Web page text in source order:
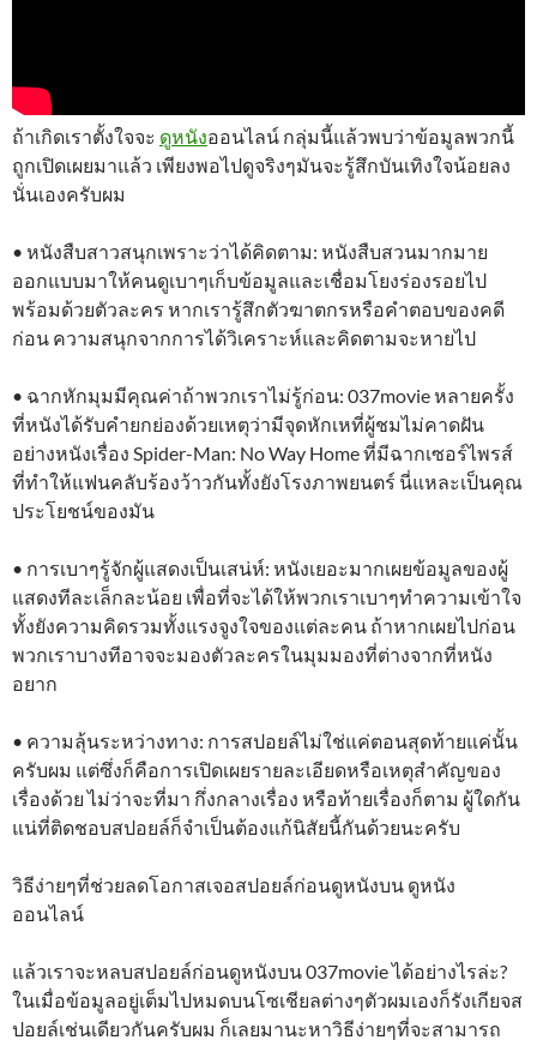
ถ้าเกิดเราตั้งใจจะ ดูหนังออนไลน์ กลุ่มนี้แล้วพบว่าข้อมูลพวกนี้
ถูกเปิดเผยมาแล้ว เพียงพอไปดูจริงๆมันจะรู้สึกบันเทิงใจน้อยลง
นั่นเองครับผม
• หนังสืบสาวสนุกเพราะว่าได้คิดตาม: หนังสืบสวนมากมาย
ออกแบบมาให้คนดูเบาๆเก็บข้อมูลและเชื่อมโยงร่องรอยไป
พร้อมด้วยตัวละคร หากเรารู้สึกตัวฆาตกรหรือคำตอบของคดี
ก่อน ความสนุกจากการได้วิเคราะห์และคิดตามจะหายไป
• ฉากหักมุมมีคุณค่าถ้าพวกเราไม่รู้ก่อน: 037movie หลายครั้ง
ที่หนังได้รับคำยกย่องด้วยเหตุว่ามีจุดหักเหที่ผู้ชมไม่คาดฝัน
อย่างหนังเรื่อง Spider-Man: No Way Home ที่มีฉากเซอร์ไพรส์
ที่ทำให้แฟนคลับร้องว้าวกันทั้งยังโรงภาพยนตร์ นี่แหละเป็นคุณ
ประโยชน์ของมัน
• การเบาๆรู้จักผู้แสดงเป็นเสน่ห์: หนังเยอะมากเผยข้อมูลของผู้
แสดงทีละเล็กละน้อย เพื่อที่จะได้ให้พวกเราเบาๆทำความเข้าใจ
ทั้งยังความคิดรวมทั้งแรงจูงใจของแต่ละคน ถ้าหากเผยไปก่อน
พวกเราบางทีอาจจะมองตัวละครในมุมมองที่ต่างจากที่หนัง
อยาก
• ความลุ้นระหว่างทาง: การสปอยล์ไม่ใช่แค่ตอนสุดท้ายแค่นั้น
ครับผม แต่ซึ่งก็คือการเปิดเผยรายละเอียดหรือเหตุสำคัญของ
เรื่องด้วย ไม่ว่าจะที่มา กึ่งกลางเรื่อง หรือท้ายเรื่องก็ตาม ผู้ใดกัน
แน่ที่ติดชอบสปอยล์ก็จำเป็นต้องแก้นิสัยนี้กันด้วยนะครับ
วิธีง่ายๆที่ช่วยลดโอกาสเจอสปอยล์ก่อนดูหนังบน ดูหนัง
ออนไลน์
แล้วเราจะหลบสปอยล์ก่อนดูหนังบน 037movie ได้อย่างไรล่ะ?
ในเมื่อข้อมูลอยู่เต็มไปหมดบนโซเชียลต่างๆตัวผมเองก็รังเกียจส
ปอยล์เช่นเดียวกันครับผม ก็เลยมานะหาวิธีง่ายๆที่จะสามารถ